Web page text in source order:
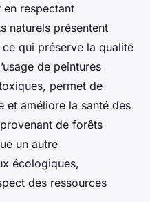
respectant
naturels présentent
qui préserve la qualité
de peintures
permet de
et améliore la santé des
de forêts
un autre
écologiques,
des ressources